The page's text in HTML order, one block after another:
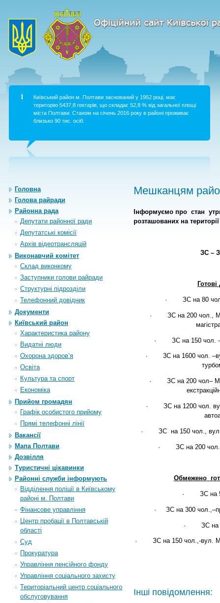
Київський район м. Полтави заснований у 1952 році, має
територію 5437,8 гектарів, що складає 52,8 % від загальної площі
міста Полтави. Станом на січень 2016 року в районі проживає
близько 90 тис. осіб.
Головна
Голова райради
Районна рада
Депутати районної ради
Депутатські комісії
Архiв вiдеотрансляцiй
Виконавчий комітет
Склад виконкому
Заступники голови райради
Структурні підрозділи
Телефонний довідник
Документи
Київський район
Характеристика району
Видатні люди
Охорона здоров’я
Освіта
Культура та спорт
Економіка
Прийом громадян
Графік особистого прийому
Прямі телефонні лінії
Вакансії
Мапа Полтави
Дозвілля
Туристичні цікавинки
Районні служби інформують
Відділення поліції в Київському
районі м. Полтави
Фінансове управління
Центр пробації в Полтавській
області
Суд
Прокуратура
Управління пенсійного фонду
Управління соціального захисту
Територіальний центр соціального
обслуговування
Мешканцям
Інформуємо про стан
розташованих на
ЗС –
Готові
· ЗС на 80
· ЗС на 200 чол.,
· ЗС на 150 чол.
·
3С на 1600 чол.
·
ЗС на 200 чол–
·
ЗС на 1200 чол.
· ЗС на 150 чол.,
· ЗС на 200
Обмежено
· ЗС на
· ЗС на 300
· ЗС на
· ЗС на 150 чол.,-вул.
Інші повідомлення: